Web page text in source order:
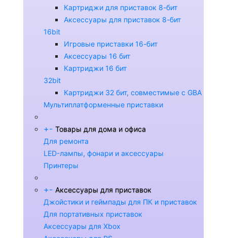
Картриджи для приставок 8-бит
Аксессуары для приставок 8-бит
16bit
Игровые приставки 16-бит
Аксессуары 16 бит
Картриджи 16 бит
32bit
Картриджи 32 бит, совместимые с GBA
Мультиплатформенные приставки
+- Товары для дома и офиса
Для ремонта
LED-лампы, фонари и аксессуары
Принтеры
+- Аксессуары для приставок
Джойстики и геймпады для ПК и приставок
Для портативных приставок
Аксессуары для Xbox